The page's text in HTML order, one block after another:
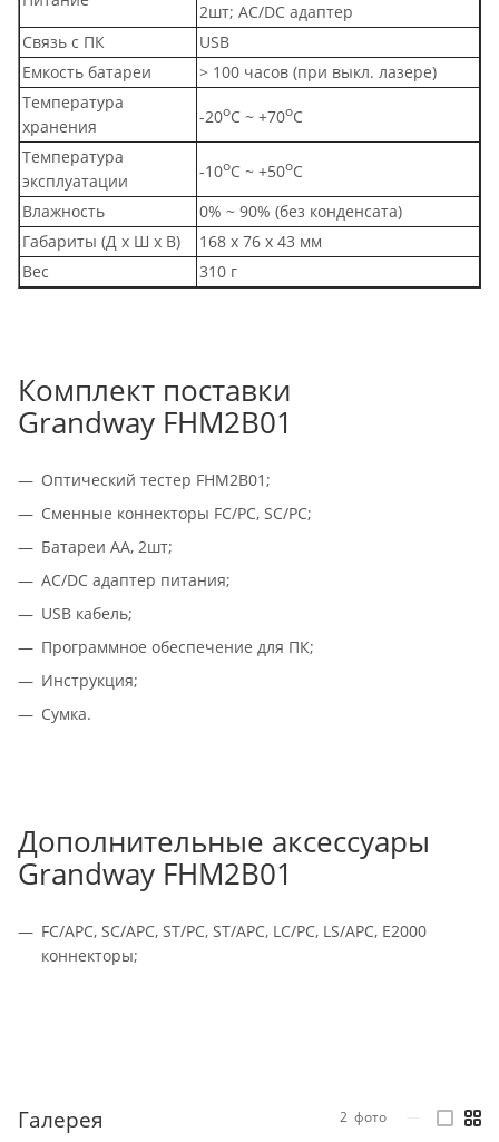
2шт; AC/DC адаптер
Связь с ПК
USB
Емкость батареи
> 100 часов (при выкл. лазере)
Температура
хранения
-20оС ~ +70оС
Температура
эксплуатации
-10оС ~ +50оС
Влажность
0% ~ 90% (без конденсата)
Габариты (Д х Ш х В)
168 x 76 x 43 мм
Вес
310 г
Комплект поставки
Grandway FHM2B01
Оптический тестер FHM2B01;
Сменные коннекторы FC/PC, SC/PC;
Батареи АА, 2шт;
AC/DC адаптер питания;
USB кабель;
Программное обеспечение для ПК;
Инструкция;
Сумка.
Дополнительные аксессуары
Grandway FHM2B01
FC/APC, SC/APC, ST/PC, ST/APC, LC/PC, LS/APC, E2000
коннекторы;
Галерея 2 фото